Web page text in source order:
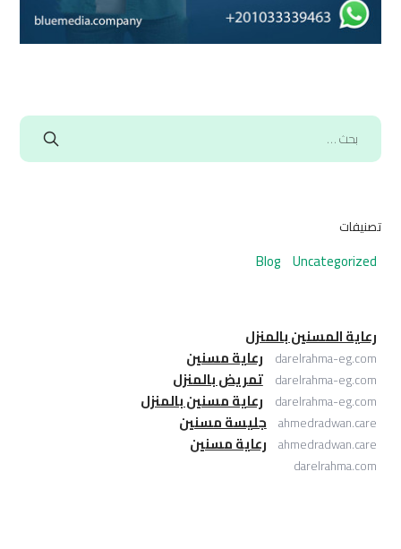
تصنيفات
Blog Uncategorized
رعاية المسنين بالمنزل
darelrahma-eg.com رعاية مسنين
darelrahma-eg.com تمريض بالمنزل
darelrahma-eg.com رعاية مسنين بالمنزل
ahmedradwan.care جليسة مسنين
ahmedradwan.care رعاية مسنين
darelrahma.com